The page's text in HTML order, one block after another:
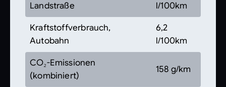
Landstraße l/100km
Kraftstoffverbrauch,
Autobahn
6,2
l/100km
CO₂-Emissionen
(kombiniert)
158 g/km